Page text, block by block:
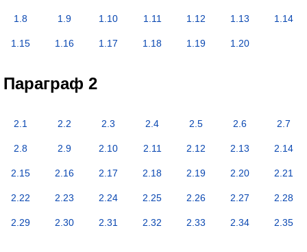
1.8 1.9 1.10 1.11 1.12 1.13 1.14
1.15 1.16 1.17 1.18 1.19 1.20
Параграф 2
2.1 2.2 2.3 2.4 2.5 2.6 2.7
2.8 2.9 2.10 2.11 2.12 2.13 2.14
2.15 2.16 2.17 2.18 2.19 2.20 2.21
2.22 2.23 2.24 2.25 2.26 2.27 2.28
2.29 2.30 2.31 2.32 2.33 2.34 2.35